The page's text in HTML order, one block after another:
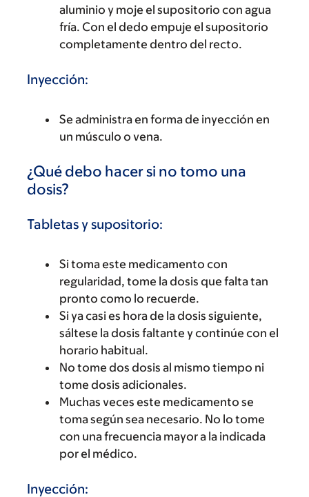
aluminio y moje el supositorio con agua
fría. Con el dedo empuje el supositorio
completamente dentro del recto.
Inyección:
Se administra en forma de inyección en
un músculo o vena.
¿Qué debo hacer si no tomo una
dosis?
Tabletas y supositorio:
Si toma este medicamento con
regularidad, tome la dosis que falta tan
pronto como lo recuerde.
Si ya casi es hora de la dosis siguiente,
sáltese la dosis faltante y continúe con el
horario habitual.
No tome dos dosis al mismo tiempo ni
tome dosis adicionales.
Muchas veces este medicamento se
toma según sea necesario. No lo tome
con una frecuencia mayor a la indicada
por el médico.
Inyección: